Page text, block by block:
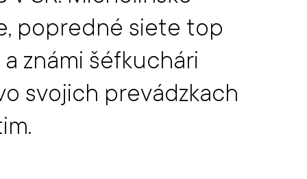
popredné siete top
známi šéfkuchári
svojich prevádzkach